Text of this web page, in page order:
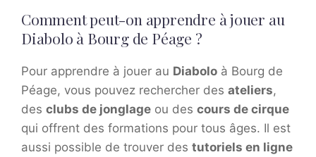
Comment peut-on apprendre à jouer au
Diabolo à Bourg de Péage ?
Pour apprendre à jouer au Diabolo à Bourg de
Péage, vous pouvez rechercher des ateliers,
des clubs de jonglage ou des cours de cirque
qui offrent des formations pour tous âges. Il est
aussi possible de trouver des tutoriels en ligne